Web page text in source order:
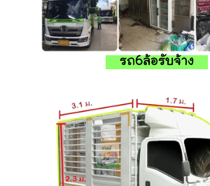
รถ6ล้อรับจ้าง